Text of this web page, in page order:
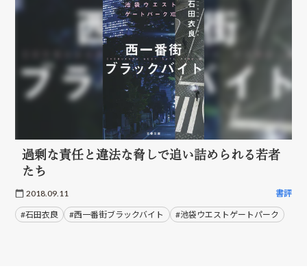
過剰な責任と違法な脅しで追い詰められる若者
たち
2018.09.11 書評
#石田衣良 #西一番街ブラックバイト #池袋ウエストゲートパーク